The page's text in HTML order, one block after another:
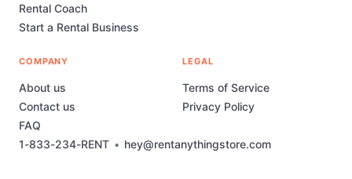
1-833-234-RENT • hey@rentanythingstore.com
Rental Coach
Start a Rental Business
COMPANY
About us
Contact us
FAQ
LEGAL
Terms of Service
Privacy Policy